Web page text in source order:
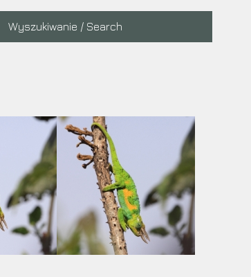
Wyszukiwanie / Search